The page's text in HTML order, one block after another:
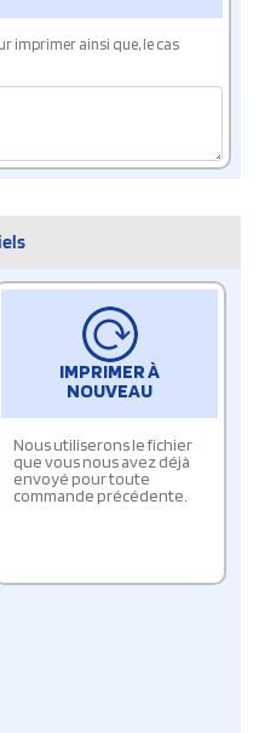
imprimer ainsi que, le cas
IMPRIMER À
NOUVEAU
Nous utiliserons le fichier
que vous nous avez déjà
envoyé pour toute
commande précédente.